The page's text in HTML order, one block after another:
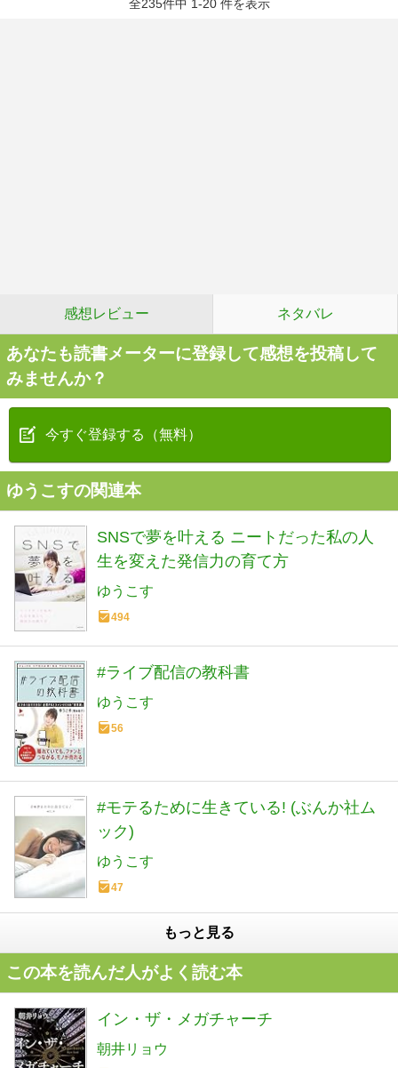
全235件中 1-20 件を表示
感想レビュー ネタバレ
あなたも読書メーターに登録して感想を投稿して
みませんか？
今すぐ登録する（無料）
ゆうこすの関連本
SNSで夢を叶える ニートだった私の人
生を変えた発信力の育て方
ゆうこす
494
#ライブ配信の教科書
ゆうこす
56
#モテるために生きている! (ぶんか社ム
ック)
ゆうこす
47
もっと見る
この本を読んだ人がよく読む本
イン・ザ・メガチャーチ
朝井リョウ